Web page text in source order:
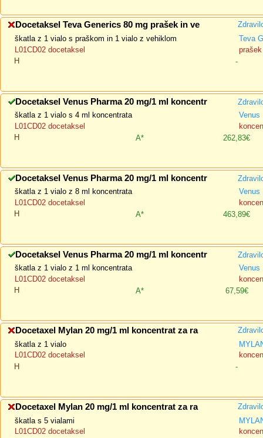
Docetaksel Teva Generics 80 mg prašek in ve
škatla z 1 vialo s praškom in 1 vialo z vehiklom
Teva
L01CD02 docetaksel
H
-
Docetaksel Venus Pharma 20 mg/1 ml koncentr
škatla z 1 vialo s 4 ml koncentrata
Venus
L01CD02 docetaksel
H
A* 262,83€
Docetaksel Venus Pharma 20 mg/1 ml koncentr
škatla z 1 vialo z 8 ml koncentrata
Venus
L01CD02 docetaksel
H
A* 463,89€
Docetaksel Venus Pharma 20 mg/1 ml koncentr
škatla z 1 vialo z 1 ml koncentrata
Venus
L01CD02 docetaksel
H
A* 67,59€
Docetaxel Mylan 20 mg/1 ml koncentrat za ra
škatla z 1 vialo
L01CD02 docetaksel
H
-
Docetaxel Mylan 20 mg/1 ml koncentrat za ra
škatla s 5 vialami
L01CD02 docetaksel